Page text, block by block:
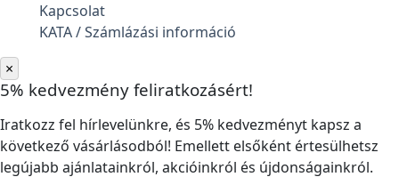
Kapcsolat
KATA / Számlázási információ
×
5% kedvezmény feliratkozásért!
Iratkozz fel hírlevelünkre, és 5% kedvezményt kapsz a
következő vásárlásodból! Emellett elsőként értesülhetsz
legújabb ajánlatainkról, akcióinkról és újdonságainkról.